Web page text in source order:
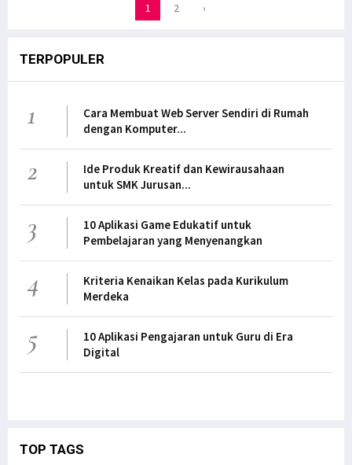
1 2 ›
TERPOPULER
1
Cara Membuat Web Server Sendiri di Rumah
dengan Komputer...
2
Ide Produk Kreatif dan Kewirausahaan
untuk SMK Jurusan...
3
10 Aplikasi Game Edukatif untuk
Pembelajaran yang Menyenangkan
4
Kriteria Kenaikan Kelas pada Kurikulum
Merdeka
5
10 Aplikasi Pengajaran untuk Guru di Era
Digital
TOP TAGS